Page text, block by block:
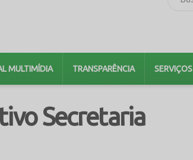
MULTIMÍDIA TRANSPARÊNCIA SERVIÇOS
Secretaria